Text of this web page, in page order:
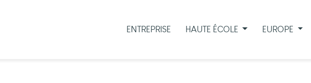
ENTREPRISE HAUTE ÉCOLE EUROPE